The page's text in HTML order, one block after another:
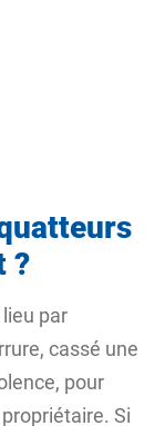
?
par
cassé une
pour
propriétaire. Si